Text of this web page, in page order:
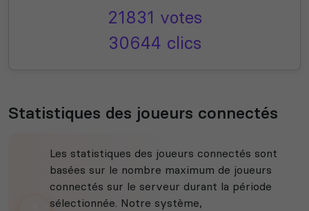
21831 votes
30644 clics
Statistiques des joueurs connectés
Les statistiques des joueurs connectés sont
basées sur le nombre maximum de joueurs
connectés sur le serveur durant la période
sélectionnée. Notre système,